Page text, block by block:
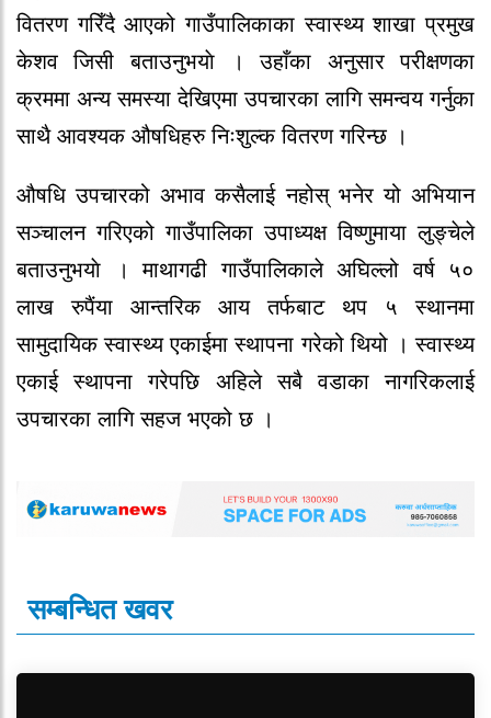
वितरण गरिँदै आएको गाउँपालिकाका स्वास्थ्य शाखा प्रमुख
केशव जिसी बताउनुभयाे । उहाँका अनुसार परीक्षणका
क्रममा अन्य समस्या देखिएमा उपचारका लागि समन्वय गर्नुका
साथै आवश्यक औषधिहरु निःशुल्क वितरण गरिन्छ ।
औषधि उपचारको अभाव कसैलाई नहोस् भनेर यो अभियान
सञ्चालन गरिएको गाउँपालिका उपाध्यक्ष विष्णुमाया लुङ्चेले
बताउनुभयाे । माथागढी गाउँपालिकाले अघिल्लो वर्ष ५०
लाख रुपैंया आन्तरिक आय तर्फबाट थप ५ स्थानमा
सामुदायिक स्वास्थ्य एकाईमा स्थापना गरेको थियो । स्वास्थ्य
एकाई स्थापना गरेपछि अहिले सबै वडाका नागरिकलाई
उपचारका लागि सहज भएको छ ।
सम्बन्धित खवर